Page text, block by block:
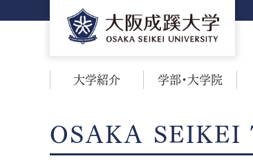
大学紹介 学部・大学院
OSAKA SEIKEI